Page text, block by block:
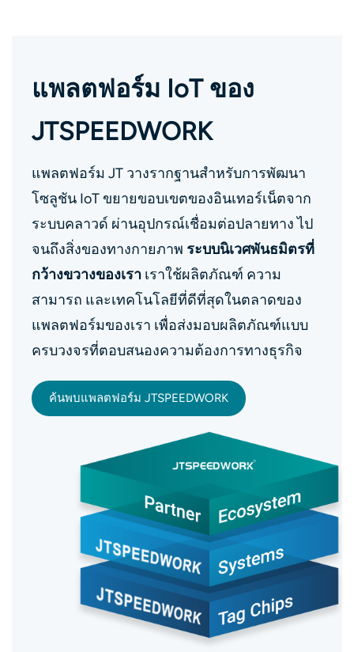
แพลตฟอร์ม IoT ของ
JTSPEEDWORK
แพลตฟอร์ม JT วางรากฐานสำหรับการพัฒนา
โซลูชัน IoT ขยายขอบเขตของอินเทอร์เน็ตจาก
ระบบคลาวด์ ผ่านอุปกรณ์เชื่อมต่อปลายทาง ไป
จนถึงสิ่งของทางกายภาพ ระบบนิเวศพันธมิตรที่
กว้างขวางของเรา เราใช้ผลิตภัณฑ์ ความ
สามารถ และเทคโนโลยีที่ดีที่สุดในตลาดของ
แพลตฟอร์มของเรา เพื่อส่งมอบผลิตภัณฑ์แบบ
ครบวงจรที่ตอบสนองความต้องการทางธุรกิจ
ค้นพบแพลตฟอร์ม JTSPEEDWORK